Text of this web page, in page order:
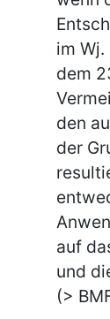
im
dem
den
der
auf
und
(>